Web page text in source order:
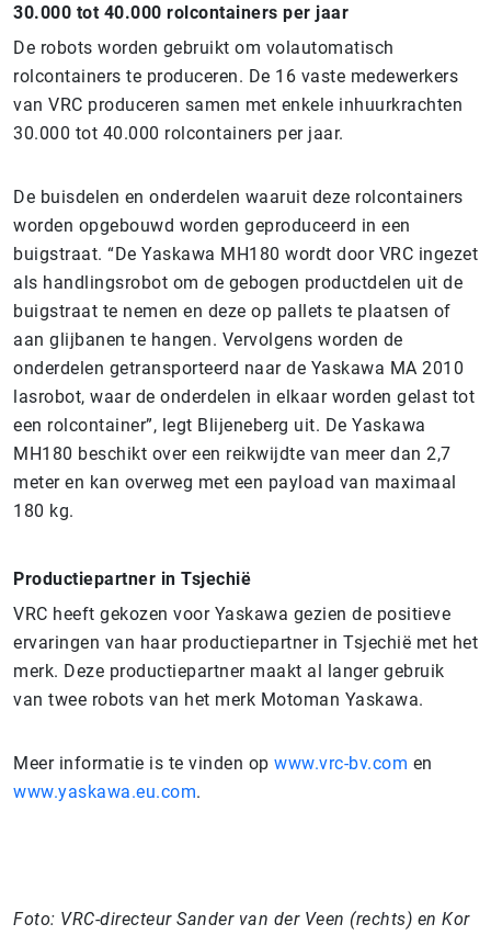
30.000 tot 40.000 rolcontainers per jaar
De robots worden gebruikt om volautomatisch
rolcontainers te produceren. De 16 vaste medewerkers
van VRC produceren samen met enkele inhuurkrachten
30.000 tot 40.000 rolcontainers per jaar.
De buisdelen en onderdelen waaruit deze rolcontainers
worden opgebouwd worden geproduceerd in een
buigstraat. “De Yaskawa MH180 wordt door VRC ingezet
als handlingsrobot om de gebogen productdelen uit de
buigstraat te nemen en deze op pallets te plaatsen of
aan glijbanen te hangen. Vervolgens worden de
onderdelen getransporteerd naar de Yaskawa MA 2010
lasrobot, waar de onderdelen in elkaar worden gelast tot
een rolcontainer”, legt Blijeneberg uit. De Yaskawa
MH180 beschikt over een reikwijdte van meer dan 2,7
meter en kan overweg met een payload van maximaal
180 kg.
Productiepartner in Tsjechië
VRC heeft gekozen voor Yaskawa gezien de positieve
ervaringen van haar productiepartner in Tsjechië met het
merk. Deze productiepartner maakt al langer gebruik
van twee robots van het merk Motoman Yaskawa.
Meer informatie is te vinden op www.vrc-bv.com en
www.yaskawa.eu.com.
Foto: VRC-directeur Sander van der Veen (rechts) en Kor